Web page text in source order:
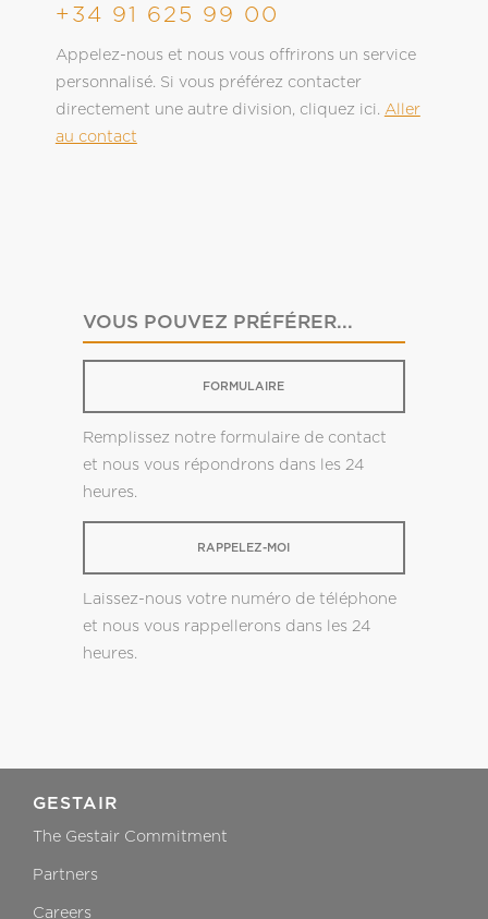
+34 91 625 99 00
Appelez-nous et nous vous offrirons un service
personnalisé. Si vous préférez contacter
directement une autre division, cliquez ici. Aller
au contact
VOUS POUVEZ PRÉFÉRER...
FORMULAIRE
Remplissez notre formulaire de contact
et nous vous répondrons dans les 24
heures.
RAPPELEZ-MOI
Laissez-nous votre numéro de téléphone
et nous vous rappellerons dans les 24
heures.
GESTAIR
The Gestair Commitment
Partners
Careers